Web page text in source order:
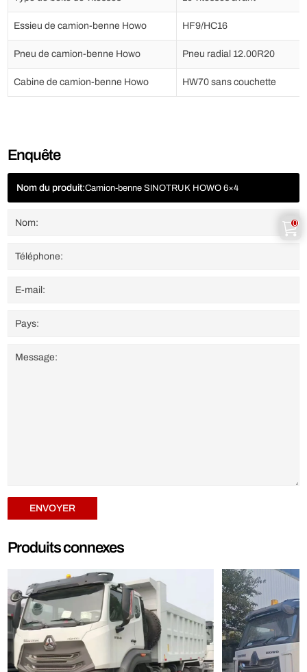
Essieu de camion-benne Howo
HF9/HC16
Pneu de camion-benne Howo
Pneu radial 12.00R20
Cabine de camion-benne Howo
HW70 sans couchette
Enquête
Nom du produit:Camion-benne SINOTRUK HOWO 6×4
ENVOYER
Produits connexes
0